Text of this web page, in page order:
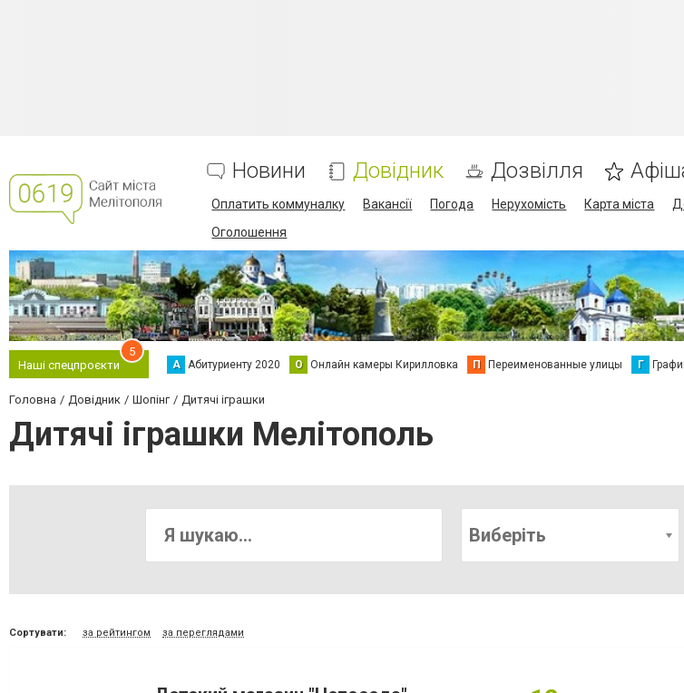
Новини Довідник Дозвілля
Оплатить коммуналку Вакансії Погода Нерухомість Карта міста
Оголошення
Наші спецпроєкти
5
А Абитуриенту 2020 О Онлайн камеры Кирилловка П Переименованные улицы Г
Головна Довідник Шопінг Дитячі іграшки
Дитячі іграшки Мелітополь
Виберіть
Сортувати: за рейтингом за переглядами